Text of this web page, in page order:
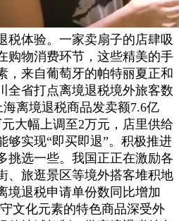
税体验。一家卖扇子的店肆吸
购物消费环节，这些精美的手
，来自葡萄牙的帕特丽夏正和
全省打点离境退税境外旅客数
离境退税商品发卖额7.6亿
大幅上调至2万元，店里供给
够实现“即买即退”。积极推进
挑选一些。我国正正在激励各
、旅逛景区等境外搭客堆积地
境退税申请单份数同比增加
文化元素的特色商品深受外